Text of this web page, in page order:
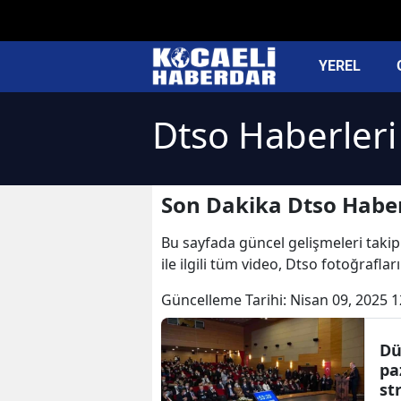
YEREL
Dtso Haberleri
Son Dakika Dtso
Bu sayfada güncel gelişmeleri
ile ilgili tüm video, Dtso
Güncelleme Tarihi: Nisan 09, 2025